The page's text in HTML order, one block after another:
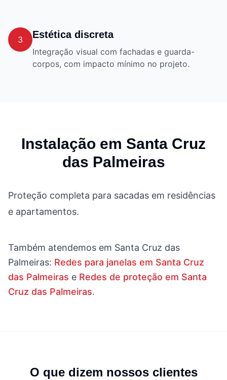
3 Estética discreta
Integração visual com fachadas e guarda-
corpos, com impacto mínimo no projeto.
Instalação em Santa Cruz
das Palmeiras
Proteção completa para sacadas em residências
e apartamentos.
Também atendemos em Santa Cruz das
Palmeiras: Redes para janelas em Santa Cruz
das Palmeiras e Redes de proteção em Santa
Cruz das Palmeiras.
O que dizem nossos clientes